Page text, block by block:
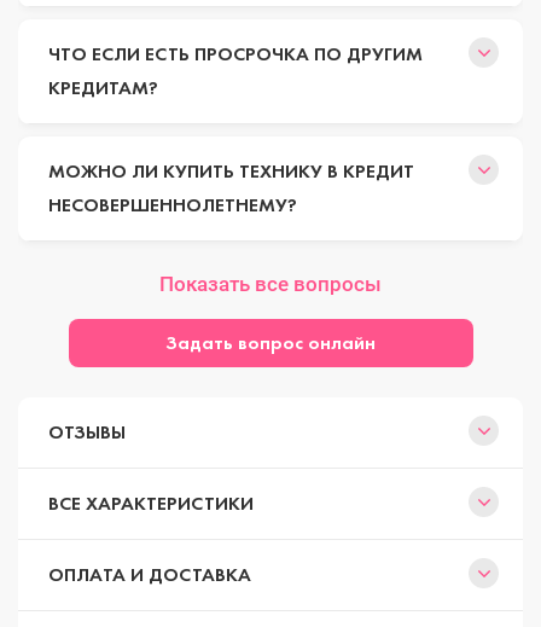
ЧТО ЕСЛИ ЕСТЬ ПРОСРОЧКА ПО ДРУГИМ
КРЕДИТАМ?
МОЖНО ЛИ КУПИТЬ ТЕХНИКУ В КРЕДИТ
НЕСОВЕРШЕННОЛЕТНЕМУ?
Показать все вопросы
Задать вопрос онлайн
ОТЗЫВЫ
ВСЕ ХАРАКТЕРИСТИКИ
ОПЛАТА И ДОСТАВКА